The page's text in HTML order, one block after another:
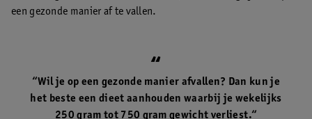
een gezonde manier af te vallen.
“Wil je op een gezonde manier afvallen? Dan kun je
het beste een dieet aanhouden waarbij je wekelijks
250 gram tot 750 gram gewicht verliest.“